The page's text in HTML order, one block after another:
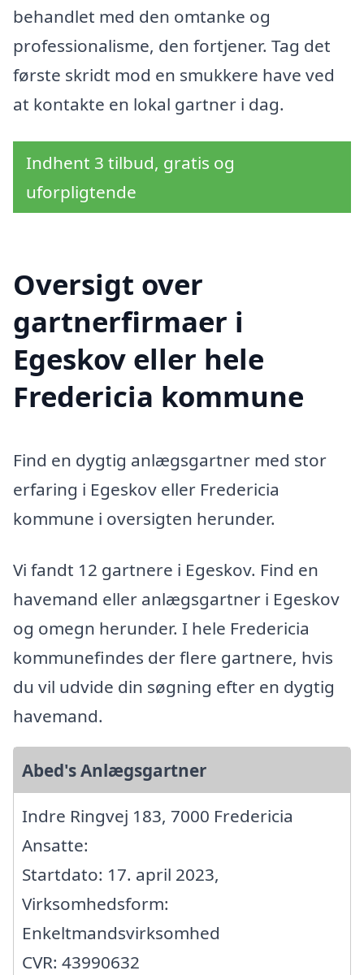
behandlet med den omtanke og
professionalisme, den fortjener. Tag det
første skridt mod en smukkere have ved
at kontakte en lokal gartner i dag.
Indhent 3 tilbud, gratis og
uforpligtende
Oversigt over
gartnerfirmaer i
Egeskov eller hele
Fredericia kommune
Find en dygtig anlægsgartner med stor
erfaring i Egeskov eller Fredericia
kommune i oversigten herunder.
Vi fandt 12 gartnere i Egeskov. Find en
havemand eller anlægsgartner i Egeskov
og omegn herunder. I hele Fredericia
kommunefindes der flere gartnere, hvis
du vil udvide din søgning efter en dygtig
havemand.
Abed's Anlægsgartner
Indre Ringvej 183, 7000 Fredericia
Ansatte:
Startdato: 17. april 2023,
Virksomhedsform:
Enkeltmandsvirksomhed
CVR: 43990632